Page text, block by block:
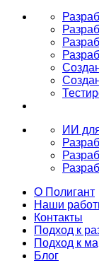
ИИ
О Полигант
Наши
Контакты
Подход к
Подход к
Блог